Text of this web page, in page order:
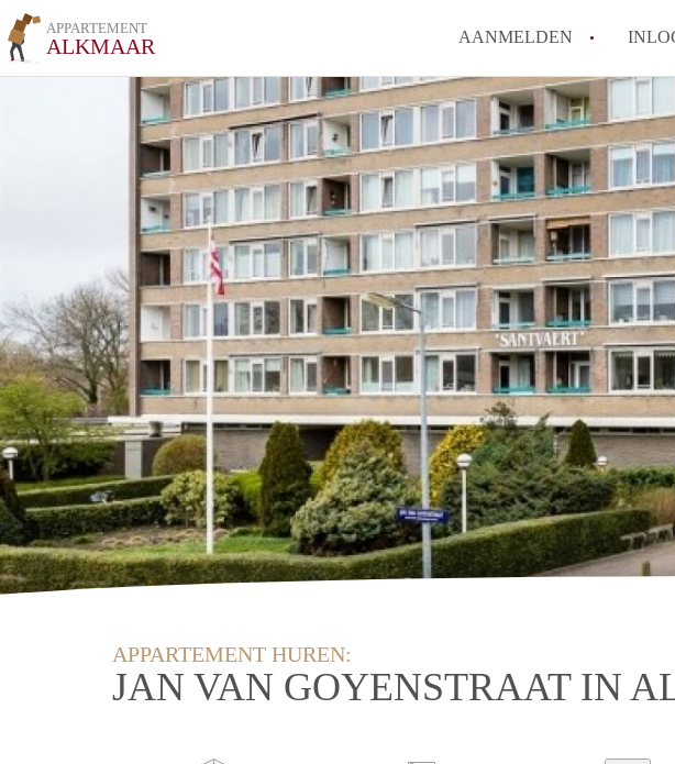
APPARTEMENT
ALKMAAR AANMELDEN
APPARTEMENT HUREN:
JAN VAN GOYENSTRAAT IN